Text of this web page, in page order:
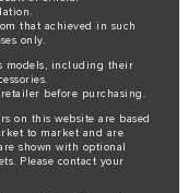
that achieved in such
only.
models, including their
before purchasing.
on this website are based
to market and are
shown with optional
Please contact your